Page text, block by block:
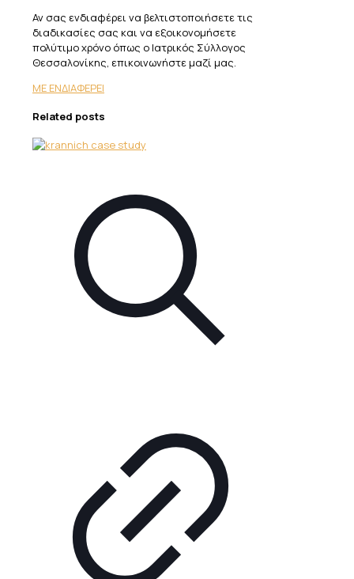
Αν σας ενδιαφέρει να βελτιστοποιήσετε τις
διαδικασίες σας και να εξοικονομήσετε
πολύτιμο χρόνο όπως ο Ιατρικός Σύλλογος
Θεσσαλονίκης, επικοινωνήστε μαζί μας.
ΜΕ ΕΝΔΙΑΦΕΡΕΙ
Related posts